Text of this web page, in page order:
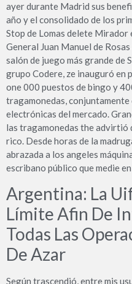
ayer durante Madrid sus
año y el consolidado de los
Stop de Lomas delete Mirador
General Juan Manuel de
salón de juego más grande de
grupo Codere, ze inauguró en
one 000 puestos de bingo y
tragamonedas, conjuntamente
electrónicas del mercado.
las tragamonedas the advirtió
rico. Desde horas de la
abrazada a los angeles
escribano público que medie
Argentina: La
Límite Afin De
Todas Las
De Azar
Según trascendió, entre mis